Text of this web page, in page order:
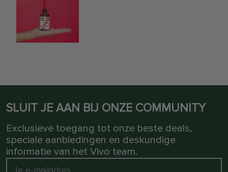
SLUIT JE AAN BIJ ONZE COMMUNITY
Exclusieve toegang tot onze beste deals,
speciale aanbiedingen en deskundige
informatie van het Vivo team.